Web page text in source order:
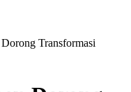
Transformasi